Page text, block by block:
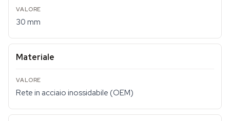
30 mm
Materiale
Rete in acciaio inossidabile (OEM)